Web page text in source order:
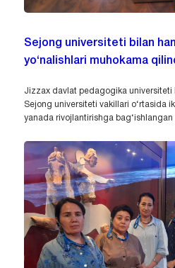
Sejong universiteti bilan
yo‘nalishlari muhokama
Jizzax davlat pedagogika universiteti
Sejong universiteti vakillari o‘rtasida
yanada rivojlantirishga bag‘ishlangan